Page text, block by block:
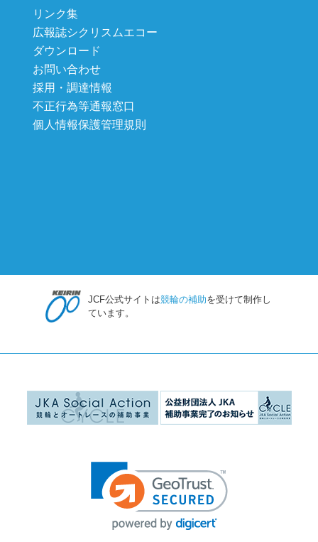
リンク集
広報誌シクリスムエコー
ダウンロード
お問い合わせ
採用・調達情報
不正行為等通報窓口
個人情報保護管理規則
JCF公式サイトは競輪の補助を受けて制作し
ています。